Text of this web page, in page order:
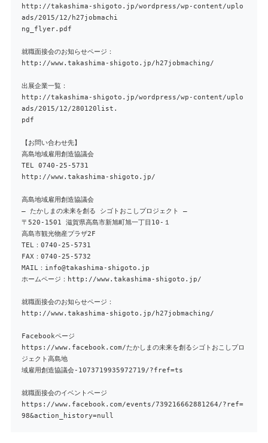
http://takashima-shigoto.jp/wordpress/wp-content/uplo
ads/2015/12/h27jobmachi
ng_flyer.pdf
就職面接会のお知らせページ：
http://www.takashima-shigoto.jp/h27jobmaching/
出展企業一覧：
http://takashima-shigoto.jp/wordpress/wp-content/uplo
ads/2015/12/280120list.
pdf
【お問い合わせ先】
高島地域雇用創造協議会
TEL 0740-25-5731
http://www.takashima-shigoto.jp/
高島地域雇用創造協議会
– たかしまの未来を創る シゴトおこしプロジェクト –
〒520-1501 滋賀県高島市新旭町旭一丁目10-１
高島市観光物産プラザ2F
TEL：0740-25-5731
FAX：0740-25-5732
MAIL：info@takashima-shigoto.jp
ホームページ：http://www.takashima-shigoto.jp/
就職面接会のお知らせページ：
http://www.takashima-shigoto.jp/h27jobmaching/
Facebookページ
https://www.facebook.com/たかしまの未来を創るシゴトおこしプロ
ジェクト高島地
域雇用創造協議会-1073719935972719/?fref=ts
就職面接会のイベントページ
https://www.facebook.com/events/739216662881264/?ref=
98&action_history=null